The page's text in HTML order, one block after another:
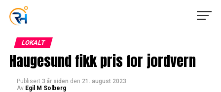
LOKALT
Haugesund fikk pris for jordvern
Publisert 3 år siden den 21. august 2023
Av Egil M Solberg